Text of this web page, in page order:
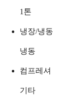
1 톤
냉장/냉동
냉동
컴프레셔
기타